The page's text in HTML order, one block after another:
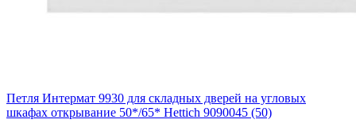
Петля Интермат 9930 для складных дверей на угловых
шкафах открывание 50*/65* Hettich 9090045 (50)